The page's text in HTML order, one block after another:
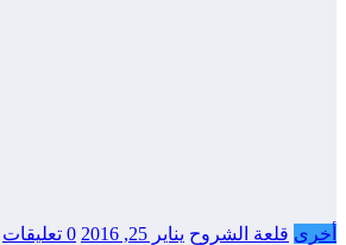
أخرى قلعة الشروح يناير 25, 2016 0 تعليقات